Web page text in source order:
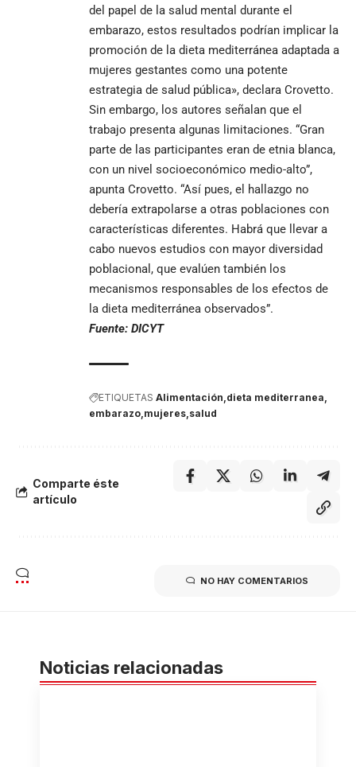
del papel de la salud mental durante el
embarazo, estos resultados podrían implicar la
promoción de la dieta mediterránea adaptada a
mujeres gestantes como una potente
estrategia de salud pública», declara Crovetto.
Sin embargo, los autores señalan que el
trabajo presenta algunas limitaciones. “Gran
parte de las participantes eran de etnia blanca,
con un nivel socioeconómico medio-alto”,
apunta Crovetto. “Así pues, el hallazgo no
debería extrapolarse a otras poblaciones con
características diferentes. Habrá que llevar a
cabo nuevos estudios con mayor diversidad
poblacional, que evalúen también los
mecanismos responsables de los efectos de
la dieta mediterránea observados”.
Fuente: DICYT
ETIQUETAS Alimentación dieta mediterranea
embarazo mujeres salud
Comparte éste
artículo
NO HAY COMENTARIOS
Noticias relacionadas